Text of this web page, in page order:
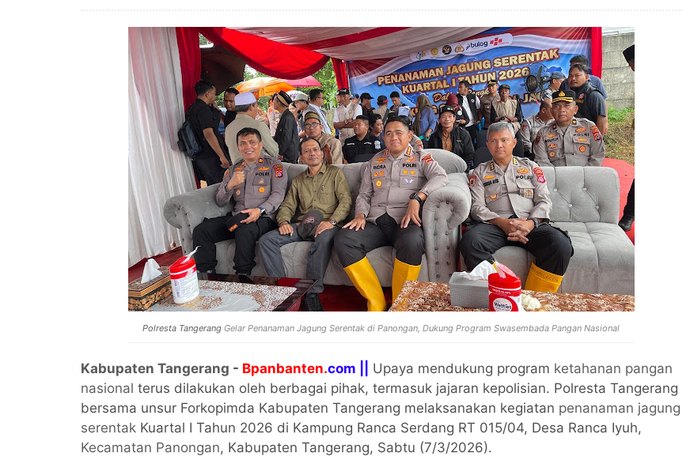
Polresta Tangerang Gelar Penanaman Jagung Serentak di Panongan, Dukung Program Swasembada Pangan Nasional
Kabupaten Tangerang - Bpanbanten.com || Upaya mendukung program ketahanan pangan
nasional terus dilakukan oleh berbagai pihak, termasuk jajaran kepolisian. Polresta Tangerang
bersama unsur Forkopimda Kabupaten Tangerang melaksanakan kegiatan penanaman jagung
serentak Kuartal I Tahun 2026 di Kampung Ranca Serdang RT 015/04, Desa Ranca Iyuh,
Kecamatan Panongan, Kabupaten Tangerang, Sabtu (7/3/2026).